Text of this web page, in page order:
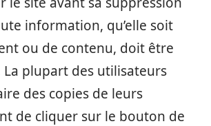
information, qu’elle soit
ou de contenu, doit être
La plupart des utilisateurs
des copies de leurs
de cliquer sur le bouton de